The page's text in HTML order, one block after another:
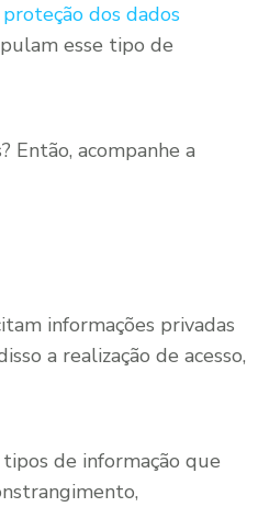
proteção dos dados
esse tipo de
Então, acompanhe a
informações privadas
a realização de acesso,
de informação que